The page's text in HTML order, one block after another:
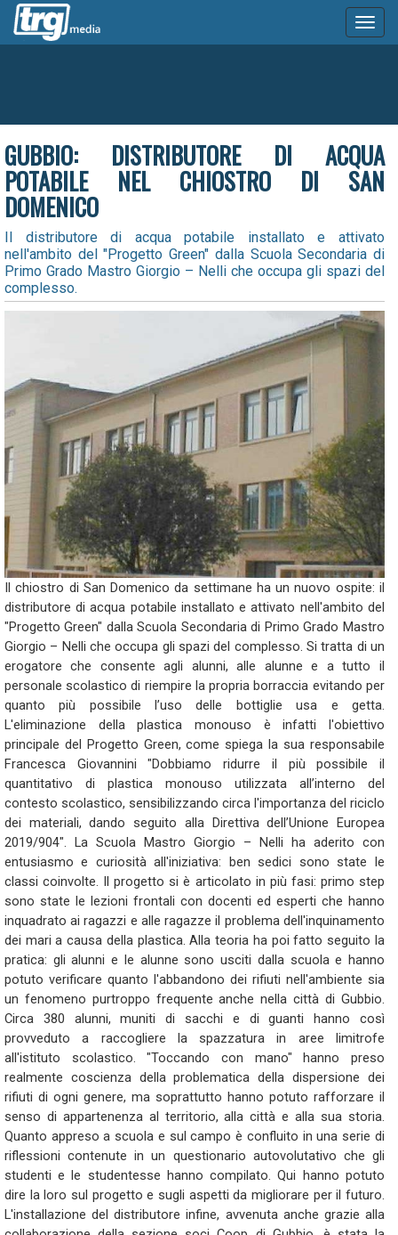
GUBBIO: DISTRIBUTORE DI ACQUA
POTABILE NEL CHIOSTRO DI SAN
DOMENICO
Il distributore di acqua potabile installato e attivato
nell'ambito del "Progetto Green" dalla Scuola Secondaria di
Primo Grado Mastro Giorgio – Nelli che occupa gli spazi del
complesso.
Il chiostro di San Domenico da settimane ha un nuovo ospite: il
distributore di acqua potabile installato e attivato nell'ambito del
"Progetto Green" dalla Scuola Secondaria di Primo Grado Mastro
Giorgio – Nelli che occupa gli spazi del complesso. Si tratta di un
erogatore che consente agli alunni, alle alunne e a tutto il
personale scolastico di riempire la propria borraccia evitando per
quanto più possibile l’uso delle bottiglie usa e getta.
L'eliminazione della plastica monouso è infatti l'obiettivo
principale del Progetto Green, come spiega la sua responsabile
Francesca Giovannini "Dobbiamo ridurre il più possibile il
quantitativo di plastica monouso utilizzata all’interno del
contesto scolastico, sensibilizzando circa l'importanza del riciclo
dei materiali, dando seguito alla Direttiva dell’Unione Europea
2019/904". La Scuola Mastro Giorgio – Nelli ha aderito con
entusiasmo e curiosità all'iniziativa: ben sedici sono state le
classi coinvolte. Il progetto si è articolato in più fasi: primo step
sono state le lezioni frontali con docenti ed esperti che hanno
inquadrato ai ragazzi e alle ragazze il problema dell'inquinamento
dei mari a causa della plastica. Alla teoria ha poi fatto seguito la
pratica: gli alunni e le alunne sono usciti dalla scuola e hanno
potuto verificare quanto l'abbandono dei rifiuti nell'ambiente sia
un fenomeno purtroppo frequente anche nella città di Gubbio.
Circa 380 alunni, muniti di sacchi e di guanti hanno così
provveduto a raccogliere la spazzatura in aree limitrofe
all'istituto scolastico. "Toccando con mano" hanno preso
realmente coscienza della problematica della dispersione dei
rifiuti di ogni genere, ma soprattutto hanno potuto rafforzare il
senso di appartenenza al territorio, alla città e alla sua storia.
Quanto appreso a scuola e sul campo è confluito in una serie di
riflessioni contenute in un questionario autovolutativo che gli
studenti e le studentesse hanno compilato. Qui hanno potuto
dire la loro sul progetto e sugli aspetti da migliorare per il futuro.
L'installazione del distributore infine, avvenuta anche grazie alla